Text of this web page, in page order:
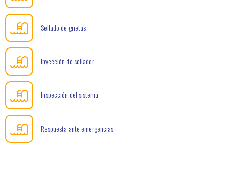
Sellado de grietas
Inyección de sellador
Inspección del sistema
Respuesta ante emergencias